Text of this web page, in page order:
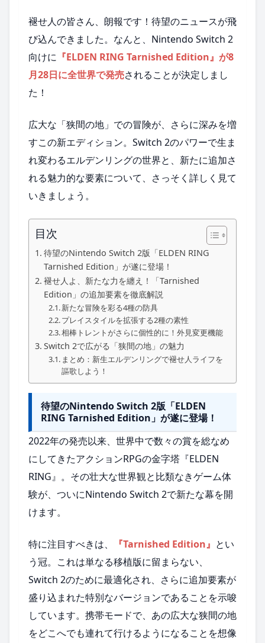
褪せ人の皆さん、朗報です！待望のニュースが飛
び込んできました。なんと、Nintendo Switch 2
向けに 『ELDEN RING Tarnished Edition』が8
月28日に全世界で発売されることが決定しまし
た！
広大な「狭間の地」での冒険が、さらに深みを増
すこの新エディション。Switch 2のパワーで生ま
れ変わるエルデンリングの世界と、新たに追加さ
れる魅力的な要素について、さっそく詳しく見て
いきましょう。
目次
待望のNintendo Switch 2版「ELDEN RING
Tarnished Edition」が遂に登場！
褪せ人よ、新たな力を纏え！「Tarnished
Edition」の追加要素を徹底解説
新たな冒険を彩る4種の防具
プレイスタイルを拡張する2種の素性
相棒トレントがさらに個性的に！外見変更機能
Switch 2で広がる「狭間の地」の魅力
まとめ：新生エルデンリングで褪せ人ライフを
謳歌しよう！
待望のNintendo Switch 2版「ELDEN
RING Tarnished Edition」が遂に登場！
2022年の発売以来、世界中で数々の賞を総なめ
にしてきたアクションRPGの金字塔『ELDEN
RING』。その壮大な世界観と比類なきゲーム体
験が、ついにNintendo Switch 2で新たな幕を開
けます。
特に注目すべきは、 『Tarnished Edition』 とい
う冠。これは単なる移植版に留まらない、
Switch 2のために最適化され、さらに追加要素が
盛り込まれた特別なバージョンであることを示唆
しています。携帯モードで、あの広大な狭間の地
をどこへでも連れて行けるようになることを想像